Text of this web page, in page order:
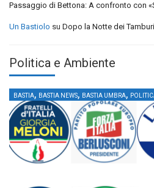
Passaggio di Bettona: A confronto con
Un Bastiolo su Dopo la Notte dei
Politica e Ambiente
BASTIA, BASTIA NEWS, BASTIA UMBRA,